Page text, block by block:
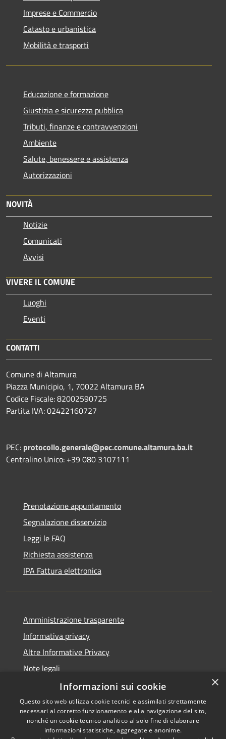
Imprese e Commercio
Catasto e urbanistica
Mobilità e trasporti
Educazione e formazione
Giustizia e sicurezza pubblica
Tributi, finanze e contravvenzioni
Ambiente
Salute, benessere e assistenza
Autorizzazioni
NOVITÀ
Notizie
Comunicati
Avvisi
VIVERE IL COMUNE
Luoghi
Eventi
CONTATTI
Comune di Altamura
Piazza Municipio, 1, 70022 Altamura BA
Codice Fiscale: 82002590725
Partita IVA: 02422160727
PEC: protocollo.generale@pec.comune.altamura.ba.it
Centralino Unico: +39 080 3107111
Prenotazione appuntamento
Segnalazione disservizio
Leggi le FAQ
Richiesta assistenza
IPA Fattura elettronica
Amministrazione trasparente
Informativa privacy
Altre Informative Privacy
Note legali
Dichiarazione di accessibilità
RSS Copyright © 2026 • Comune di
×
Informazioni sui cookie
Questo sito web utilizza cookie tecnici e assimilati strettamente
necessari al corretto funzionamento e alla navigazione del sito,
nonché un cookie tecnico analitico al solo fine di elaborare
informazioni statistiche, aggregate e anonime.